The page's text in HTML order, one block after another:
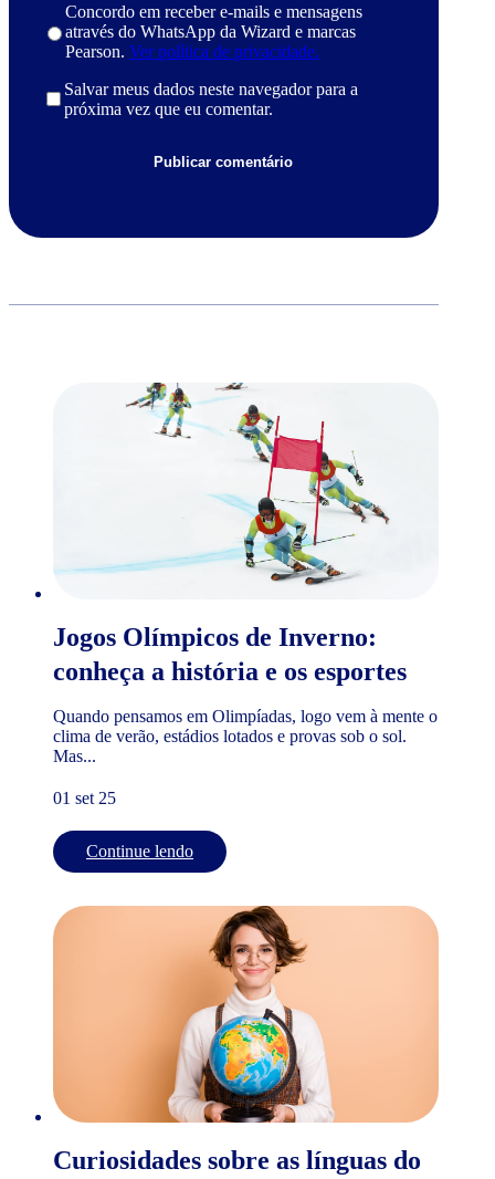
Concordo em receber e-mails e mensagens
através do WhatsApp da Wizard e marcas
Pearson. Ver política de privacidade.
Salvar meus dados neste navegador para a
próxima vez que eu comentar.
Jogos Olímpicos de Inverno:
conheça a história e os esportes
Quando pensamos em Olimpíadas, logo vem à mente o
clima de verão, estádios lotados e provas sob o sol.
Mas...
01 set 25
Continue lendo
Curiosidades sobre as línguas do